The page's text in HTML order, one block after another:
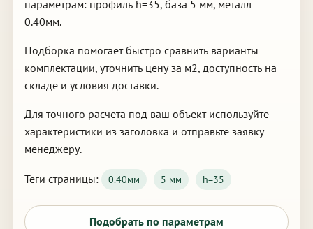
параметрам: профиль h=35, база 5 мм, металл
0.40мм.
Подборка помогает быстро сравнить варианты
комплектации, уточнить цену за м2, доступность на
складе и условия доставки.
Для точного расчета под ваш объект используйте
характеристики из заголовка и отправьте заявку
менеджеру.
Теги страницы: 0.40мм 5 мм h=35
Подобрать по параметрам